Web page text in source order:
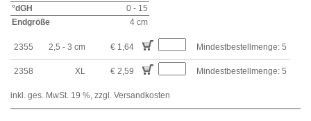
°dGH
0 - 15
Endgröße
4 cm
2355 2,5 - 3 cm € 1,64 Mindestbestellmenge: 5
2358 XL € 2,59 Mindestbestellmenge: 5
inkl. ges. MwSt. 19 %, zzgl. Versandkosten